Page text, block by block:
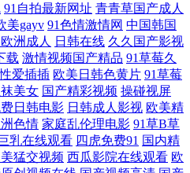
线播放 国产精品黄 亚洲男人天堂手机
的AV电影网站 天堂av东方 99视频免
天堂东京热91n 影音先锋亚洲AV无码
费看男女瑟瑟的网站 91楼胸 老司机剧
91官方视频在线看网页 久久国产福利
91自拍最新网址 青青草国产成人
美gayv 91色情激情网 中国韩国
洲成人 日韩在线 久久国产影视
载 激情视频国产精品 91草莓久
爱插插 欧美日韩色黄片 91草莓
美女 国产精彩视频 操碰视屏
日韩电影 日韩成人影视 欧美精
色情 家庭乱伦理电影 91草B草
乳在线观看 四虎免费91 国内精
猛交视频 西瓜影院在线观看 欧